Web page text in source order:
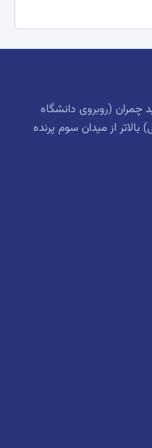
چمران (روبروی دانشگاه
از میدان سوم پرنده